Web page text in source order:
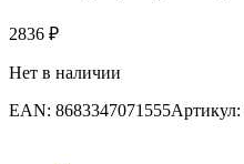
2836 ₽
Нет в наличии
EAN: 8683347071555Артикул: